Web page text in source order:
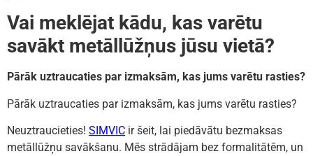
Vai meklējat kādu, kas varētu
savākt metāllūžņus jūsu vietā?
Pārāk uztraucaties par izmaksām, kas jums varētu rasties?
Pārāk uztraucaties par izmaksām, kas jums varētu rasties?
Neuztraucieties! SIMVIC ir šeit, lai piedāvātu bezmaksas
metāllūžņu savākšanu. Mēs strādājam bez formalitātēm, un